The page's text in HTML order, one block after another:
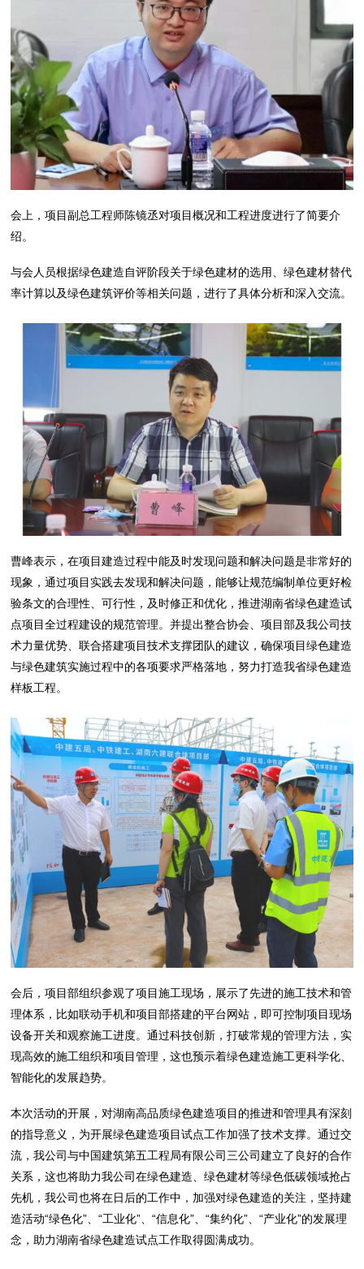
会上，项目副总工程师陈镜丞对项目概况和工程进度进行了简要介
绍。
与会人员根据绿色建造自评阶段关于绿色建材的选用、绿色建材替代
率计算以及绿色建筑评价等相关问题，进行了具体分析和深入交流。
曹峰表示，在项目建造过程中能及时发现问题和解决问题是非常好的
现象，通过项目实践去发现和解决问题，能够让规范编制单位更好检
验条文的合理性、可行性，及时修正和优化，推进湖南省绿色建造试
点项目全过程建设的规范管理。并提出整合协会、项目部及我公司技
术力量优势、联合搭建项目技术支撑团队的建议，确保项目绿色建造
与绿色建筑实施过程中的各项要求严格落地，努力打造我省绿色建造
样板工程。
会后，项目部组织参观了项目施工现场，展示了先进的施工技术和管
理体系，比如联动手机和项目部搭建的平台网站，即可控制项目现场
设备开关和观察施工进度。通过科技创新，打破常规的管理方法，实
现高效的施工组织和项目管理，这也预示着绿色建造施工更科学化、
智能化的发展趋势。
本次活动的开展，对湖南高品质绿色建造项目的推进和管理具有深刻
的指导意义，为开展绿色建造项目试点工作加强了技术支撑。通过交
流，我公司与中国建筑第五工程局有限公司三公司建立了良好的合作
关系，这也将助力我公司在绿色建造、绿色建材等绿色低碳领域抢占
先机，我公司也将在日后的工作中，加强对绿色建造的关注，坚持建
造活动“绿色化”、“工业化”、“信息化”、“集约化”、“产业化”的发展理
念，助力湖南省绿色建造试点工作取得圆满成功。